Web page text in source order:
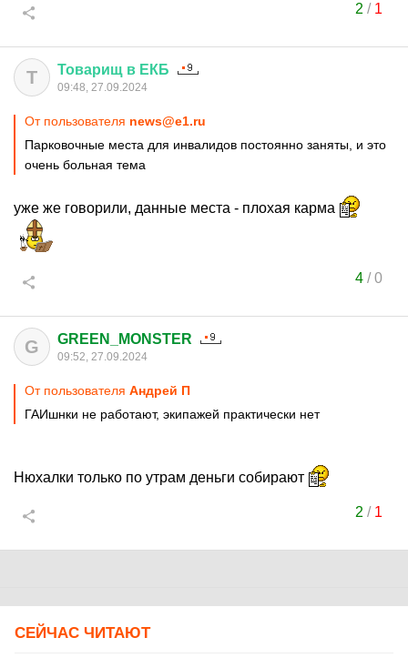
2 / 1
Т Товарищ в ЕКБ
09:48, 27.09.2024
От пользователя news@e1.ru
Парковочные места для инвалидов постоянно заняты, и это
очень больная тема
уже же говорили, данные места - плохая карма
4/0
G GREEN_MONSTER
09:52, 27.09.2024
От пользователя Андрей П
ГАИшнки не работают, экипажей практически нет
Нюхалки только по утрам деньги собирают
2 / 1
СЕЙЧАС ЧИТАЮТ